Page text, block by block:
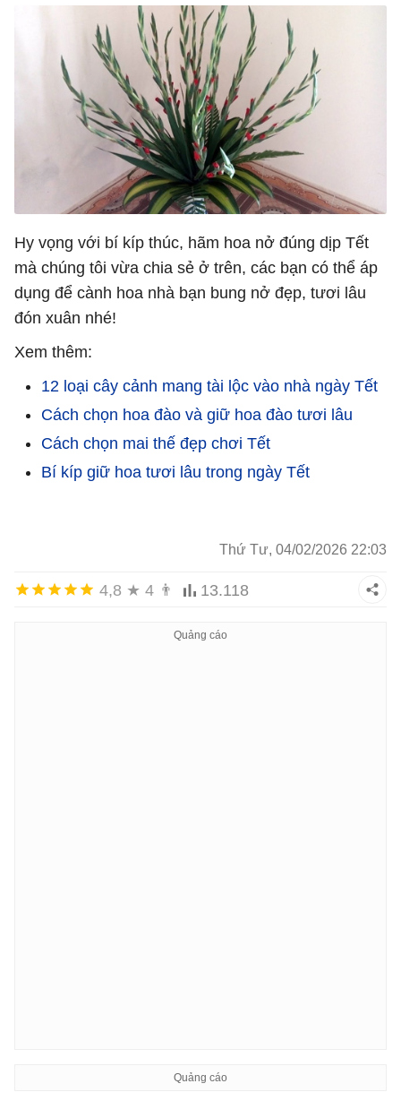
Hy vọng với bí kíp thúc, hãm hoa nở đúng dịp Tết
mà chúng tôi vừa chia sẻ ở trên, các bạn có thể áp
dụng để cành hoa nhà bạn bung nở đẹp, tươi lâu
đón xuân nhé!
Xem thêm:
12 loại cây cảnh mang tài lộc vào nhà ngày Tết
Cách chọn hoa đào và giữ hoa đào tươi lâu
Cách chọn mai thế đẹp chơi Tết
Bí kíp giữ hoa tươi lâu trong ngày Tết
Thứ Tư, 04/02/2026 22:03
4,8 ★ 4 👨 13.118